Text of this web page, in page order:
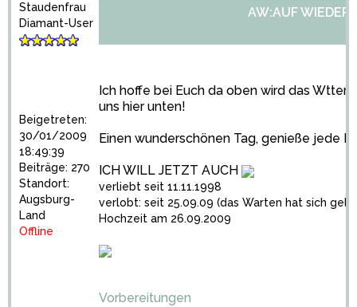
Staudenfrau
Diamant-User
Beigetreten:
30/01/2009
18:49:39
Beiträge: 270
Standort:
Augsburg-
Land
Offline
AW:AUF
Ich hoffe bei Euch da oben wird das Wtter
uns hier unten!
Einen wunderschönen Tag, genieße jede
ICH WILL JETZT AUCH
verliebt seit 11.11.1998
verlobt: seit 25.09.09 (das Warten hat sich
Hochzeit am 26.09.2009
Vorbereitungen